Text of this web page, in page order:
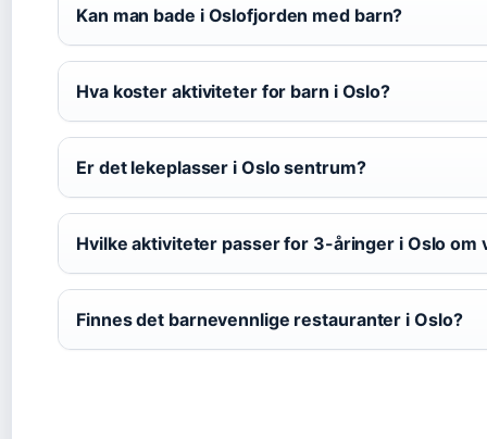
Kan man bade i Oslofjorden med barn?
Hva koster aktiviteter for barn i Oslo?
Er det lekeplasser i Oslo sentrum?
Hvilke aktiviteter passer for 3-åringer i Oslo om
Finnes det barnevennlige restauranter i Oslo?